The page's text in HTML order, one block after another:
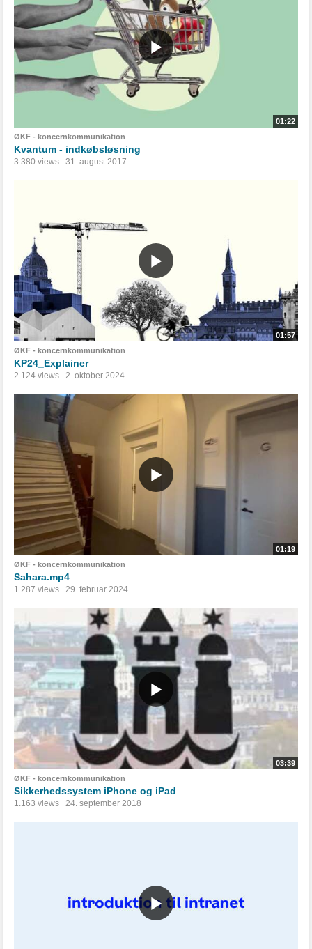
01:22
ØKF - koncernkommunikation
Kvantum - indkøbsløsning
3.380 views 31. august 2017
01:57
ØKF - koncernkommunikation
KP24_Explainer
2.124 views 2. oktober 2024
01:19
ØKF - koncernkommunikation
Sahara.mp4
1.287 views 29. februar 2024
03:39
ØKF - koncernkommunikation
Sikkerhedssystem iPhone og iPad
1.163 views 24. september 2018